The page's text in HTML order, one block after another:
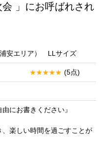
」にお呼ばれされ
安エリア） LLサイズ
(5点)
にお書きください』
楽しい時間を過ごすことが